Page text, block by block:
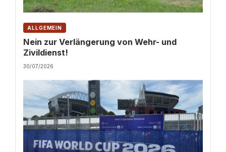
ALLGEMEIN
Nein zur Verlängerung von Wehr- und
Zivildienst!
30/07/2026